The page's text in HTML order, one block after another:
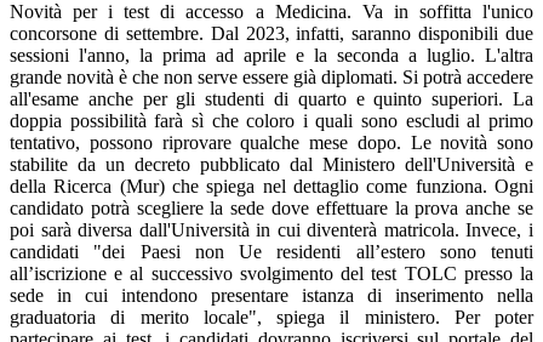
Novità per i test di accesso a Medicina. Va in soffitta l'unico
concorsone di settembre. Dal 2023, infatti, saranno disponibili due
sessioni l'anno, la prima ad aprile e la seconda a luglio. L'altra
grande novità è che non serve essere già diplomati. Si potrà accedere
all'esame anche per gli studenti di quarto e quinto superiori. La
doppia possibilità farà sì che coloro i quali sono escludi al primo
tentativo, possono riprovare qualche mese dopo. Le novità sono
stabilite da un decreto pubblicato dal Ministero dell'Università e
della Ricerca (Mur) che spiega nel dettaglio come funziona. Ogni
candidato potrà scegliere la sede dove effettuare la prova anche se
poi sarà diversa dall'Università in cui diventerà matricola. Invece, i
candidati "dei Paesi non Ue residenti all’estero sono tenuti
all’iscrizione e al successivo svolgimento del test TOLC presso la
sede in cui intendono presentare istanza di inserimento nella
graduatoria di merito locale", spiega il ministero. Per poter